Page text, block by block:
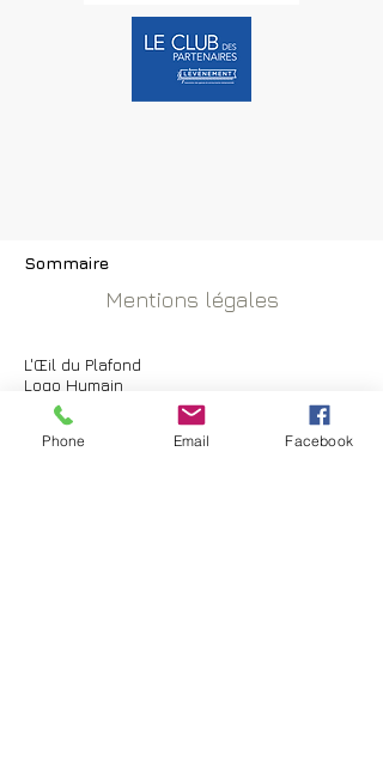
Sommaire
Mentions légales
L'Œil du Plafond
Logo Humain
L'Œil sur cène
Jump !
Du sur-mesure
Phone Email Facebook